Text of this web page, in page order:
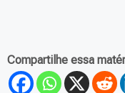
Compartilhe essa